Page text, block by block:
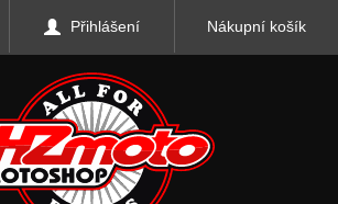
Přihlášení Nákupní košík